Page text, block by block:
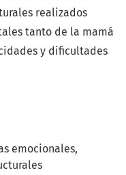
emocionales
realizados
tanto de la mamá
y dificultades